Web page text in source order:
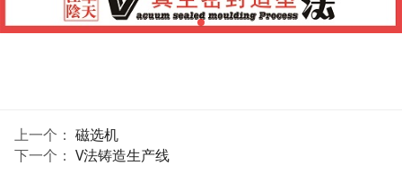
上一个： 磁选机
下一个： V法铸造生产线